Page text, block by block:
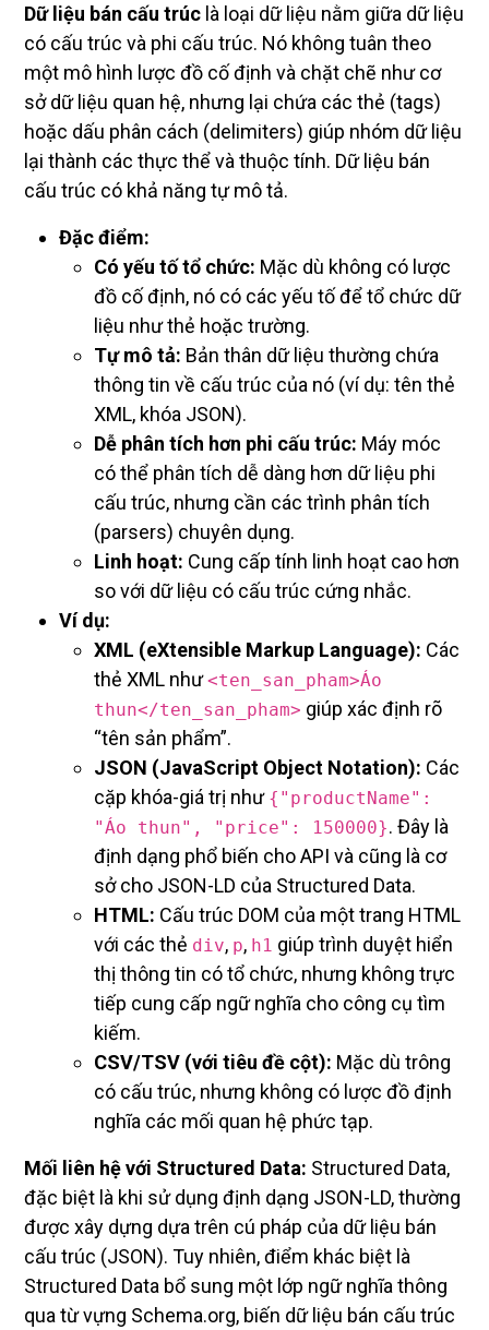
Dữ liệu bán cấu trúc là loại dữ liệu nằm giữa dữ liệu
có cấu trúc và phi cấu trúc. Nó không tuân theo
một mô hình lược đồ cố định và chặt chẽ như cơ
sở dữ liệu quan hệ, nhưng lại chứa các thẻ (tags)
hoặc dấu phân cách (delimiters) giúp nhóm dữ liệu
lại thành các thực thể và thuộc tính. Dữ liệu bán
cấu trúc có khả năng tự mô tả.
Đặc điểm:
Có yếu tố tổ chức: Mặc dù không có lược
đồ cố định, nó có các yếu tố để tổ chức dữ
liệu như thẻ hoặc trường.
Tự mô tả: Bản thân dữ liệu thường chứa
thông tin về cấu trúc của nó (ví dụ: tên thẻ
XML, khóa JSON).
Dễ phân tích hơn phi cấu trúc: Máy móc
có thể phân tích dễ dàng hơn dữ liệu phi
cấu trúc, nhưng cần các trình phân tích
(parsers) chuyên dụng.
Linh hoạt: Cung cấp tính linh hoạt cao hơn
so với dữ liệu có cấu trúc cứng nhắc.
Ví dụ:
XML (eXtensible Markup Language): Các
thẻ XML như<ten_san_pham>Áo
thun</ten_san_pham> giúp xác định rõ
“tên sản phẩm”.
JSON (JavaScript Object Notation): Các
cặp khóa-giá trị như {"productName":
"Áo thun", "price": 150000}. Đây là
định dạng phổ biến cho API và cũng là cơ
sở cho JSON-LD của Structured Data.
HTML: Cấu trúc DOM của một trang HTML
với các thẻ div, p, h1 giúp trình duyệt hiển
thị thông tin có tổ chức, nhưng không trực
tiếp cung cấp ngữ nghĩa cho công cụ tìm
kiếm.
CSV/TSV (với tiêu đề cột): Mặc dù trông
có cấu trúc, nhưng không có lược đồ định
nghĩa các mối quan hệ phức tạp.
Mối liên hệ với Structured Data: Structured Data,
đặc biệt là khi sử dụng định dạng JSON-LD, thường
được xây dựng dựa trên cú pháp của dữ liệu bán
cấu trúc (JSON). Tuy nhiên, điểm khác biệt là
Structured Data bổ sung một lớp ngữ nghĩa thông
qua từ vựng Schema.org, biến dữ liệu bán cấu trúc